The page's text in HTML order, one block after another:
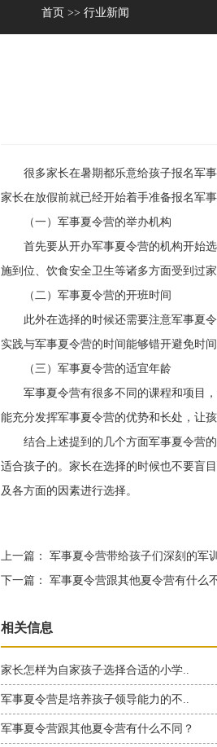
首页 >> 行业新闻
很多家长在暑期都乐意给孩子报名军事
家长在放假前就已经开始着手准备报名军
（一）军事夏令营的举办机构
首先要从开办军事夏令营的机构开始选
施到位、饮食安全卫生等诸多方面受到过
（二）军事夏令营的开班时间
此外在选择的时候还需要注意军事夏令
实践与军事夏令营的时间能够错开避免时
（三）军事夏令营的适宜年龄
军事夏令营有很多不同的课程和项目，
能充分发挥军事夏令营的优势和长处，让
结合上述提到的几个方面军事夏令营的
适合孩子的。家长在选择的时候也不要盲
及各方面的因素进行选择。
上一篇：
军事夏令营带给孩子们深刻的军
下一篇：
军事夏令营跟其他夏令营有什么
相关信息
家长怎样为自家孩子选择合适的小学..
军事夏令营是培养孩子领导能力的不..
军事夏令营跟其他夏令营有什么不同？